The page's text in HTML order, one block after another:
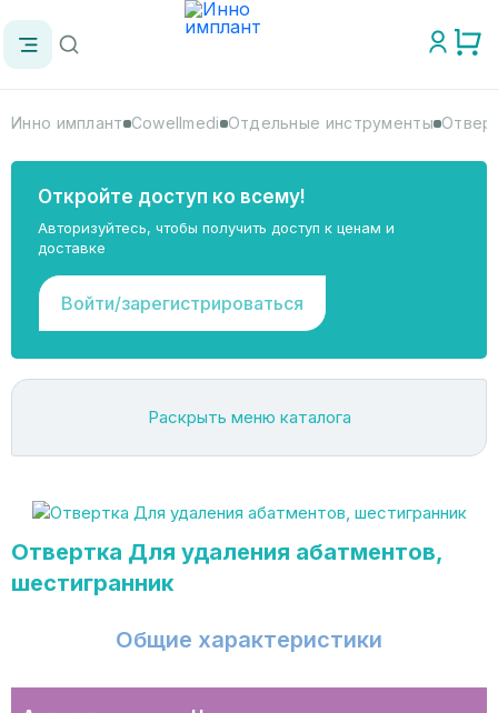
Инно имплант Cowellmedi Отдельные инструменты
Откройте доступ ко всему!
Авторизуйтесь, чтобы получить доступ к ценам и
доставке
Войти/зарегистрироваться
Раскрыть меню каталога
Отвертка Для удаления абатментов,
шестигранник
Общие характеристики